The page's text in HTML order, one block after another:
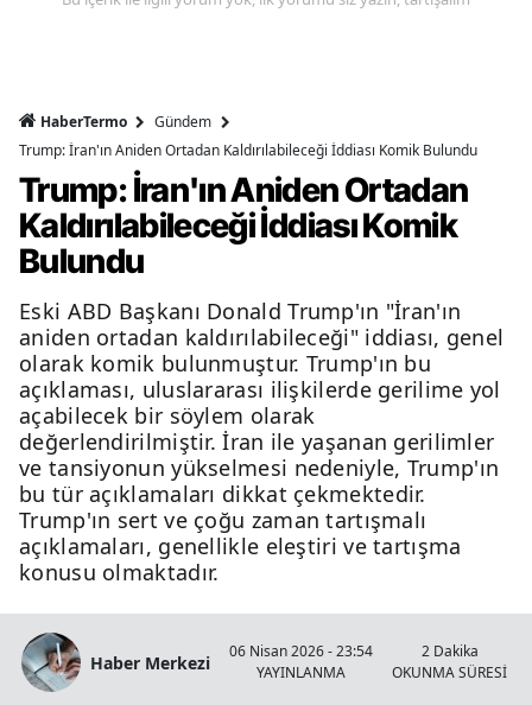
HaberTermo
Gündem
Trump: İran'ın Aniden Ortadan Kaldırılabileceği İddiası Komik Bulundu
Trump: İran'ın Aniden Ortadan
Kaldırılabileceği İddiası Komik
Bulundu
Eski ABD Başkanı Donald Trump'ın "İran'ın
aniden ortadan kaldırılabileceği" iddiası, genel
olarak komik bulunmuştur. Trump'ın bu
açıklaması, uluslararası ilişkilerde gerilime yol
açabilecek bir söylem olarak
değerlendirilmiştir. İran ile yaşanan gerilimler
ve tansiyonun yükselmesi nedeniyle, Trump'ın
bu tür açıklamaları dikkat çekmektedir.
Trump'ın sert ve çoğu zaman tartışmalı
açıklamaları, genellikle eleştiri ve tartışma
konusu olmaktadır.
Haber Merkezi
06 Nisan 2026 - 23:54
YAYINLANMA
2 Dakika
OKUNMA SÜRESİ